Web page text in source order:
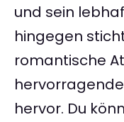
und sein
hingegen
romantische
hervor. Du